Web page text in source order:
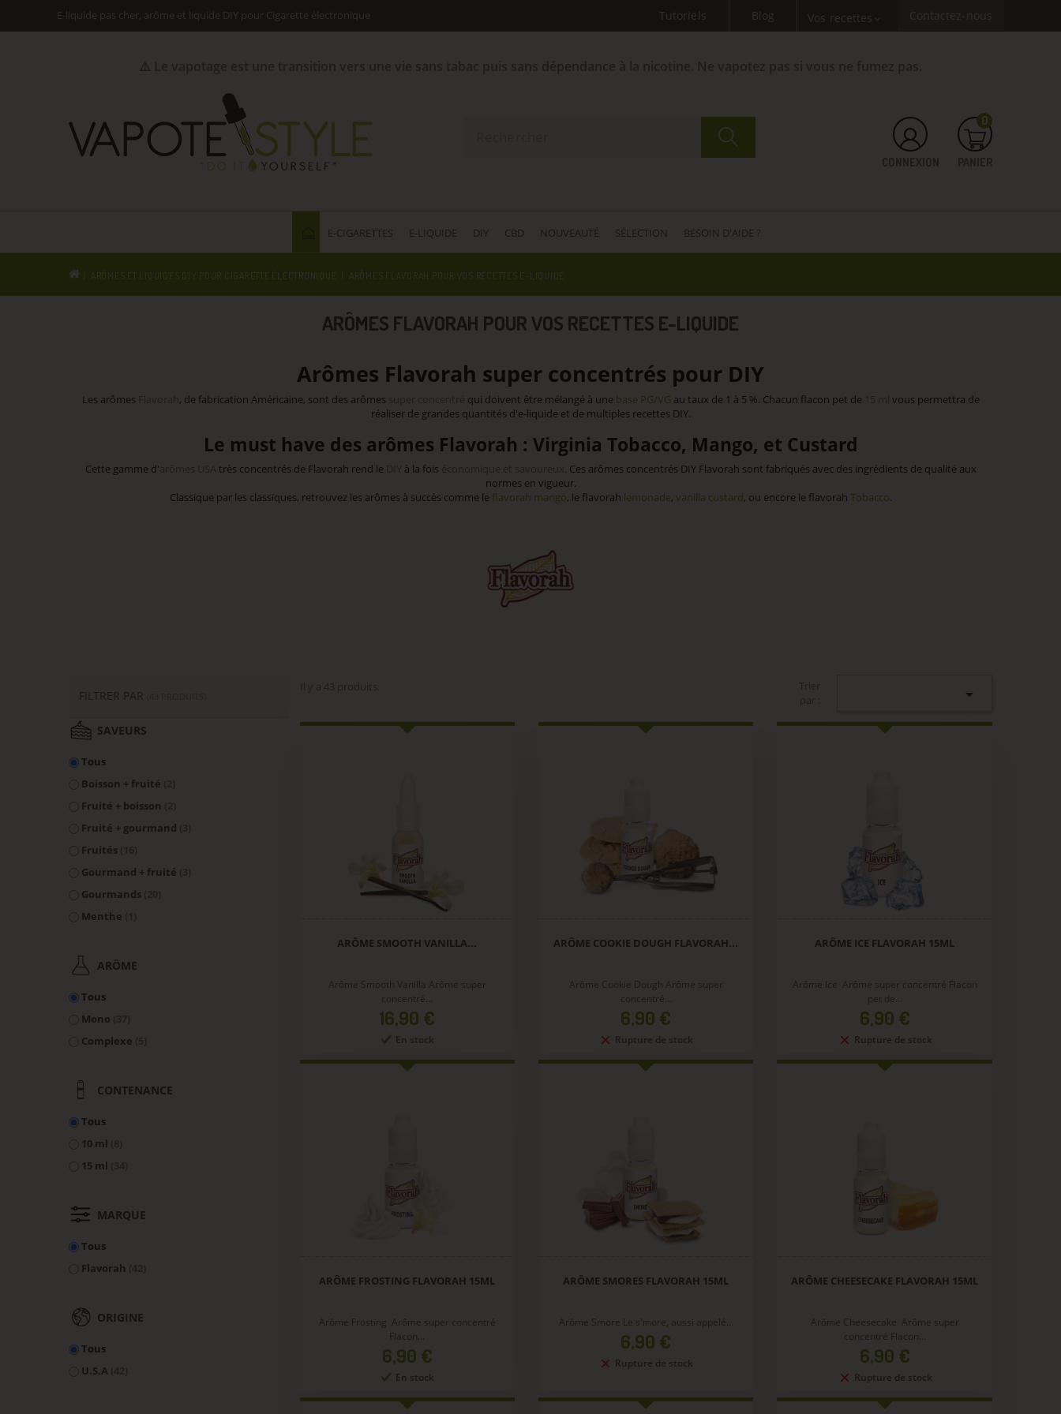
E-liquide pas cher, arôme et liquide DIY pour Cigarette électronique Tutoriels Blog Vos recettes expand_more Contactez-nous
0
E-CIGARETTES E-LIQUIDE DIY CBD NOUVEAUTÉ SÉLECTION BESOIN D'AIDE ?
ARÔMES ET LIQUIDES DIY POUR CIGARETTE ÉLECTRONIQUE ARÔMES FLAVORAH POUR VOS RECETTES E-LIQUIDE
ARÔMES FLAVORAH POUR VOS RECETTES E-LIQUIDE
Arômes Flavorah super concentrés pour DIY
Les arômes , de fabrication Américaine, sont des arômes qui doivent être mélangé à une base PG/VG au taux de 1 à 5 %. Chacun flacon pet de
vous permettra de
réaliser de grandes quantités d'e-liquide et de multiples recettes DIY.
Le must have des arômes Flavorah : Virginia Tobacco, Mango, et Custard
Cette gamme d' très concentrés de Flavorah rend le à la fois
. Ces arômes concentrés DIY Flavorah sont fabriqués avec des ingrédients de qualité aux
normes en vigueur.
Classique par les classiques, retrouvez les arômes à succès comme le flavorah mango, le flavorah lemonade, vanilla custard, ou encore le flavorah Tobacco.
FILTRER PAR
SAVEURS
Tous
Boisson + fruité
Fruité + boisson
Fruité + gourmand
Fruités
Gourmand + fruité
Gourmands
Menthe
ARÔME
Tous
Mono
Complexe
CONTENANCE
Tous
10 ml
15 ml
MARQUE
Tous
Flavorah
ORIGINE
Tous
U.S.A

ARÔME SMOOTH VANILLA...
Arôme Smooth Vanilla Arôme super
concentré...
Prix
16,90 €
En stock
ARÔME COOKIE DOUGH FLAVORAH...
Arôme Cookie Dough Arôme super
concentré...
Prix
6,90 €
Rupture de stock
ARÔME ICE FLAVORAH 15ML
Arôme Ice Arôme super concentré Flacon
pet de...
Prix
6,90 €
Rupture de stock
ARÔME FROSTING FLAVORAH 15ML
Arôme Frosting Arôme super concentré
Flacon...
Prix
6,90 €
En stock
ARÔME SMORES FLAVORAH 15ML
Arôme Smore Le s'more, aussi appelé...
Prix
6,90 €
Rupture de stock
ARÔME CHEESECAKE FLAVORAH 15ML
Arôme Cheesecake Arôme super
concentré Flacon...
Prix
6,90 €
Rupture de stock